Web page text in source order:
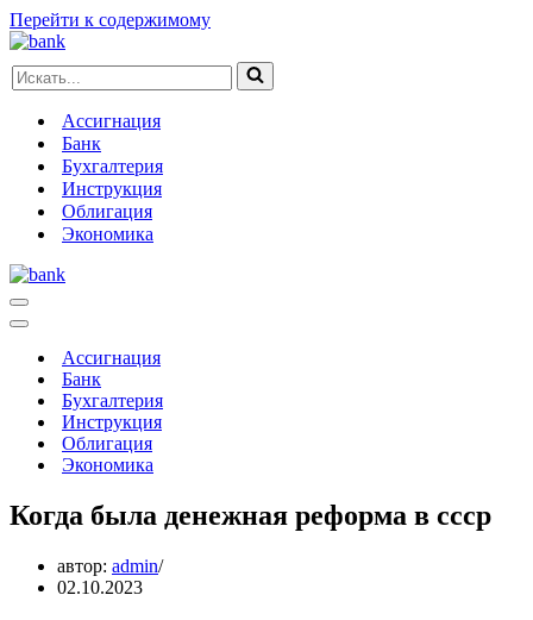
Перейти к содержимому
Искать...
Ассигнация
Банк
Бухгалтерия
Инструкция
Облигация
Экономика
Меню
навигации
Меню
навигацииАссигнация
Банк
Бухгалтерия
Инструкция
Облигация
Экономика
Когда была денежная реформа в ссср
автор: admin
02.10.2023